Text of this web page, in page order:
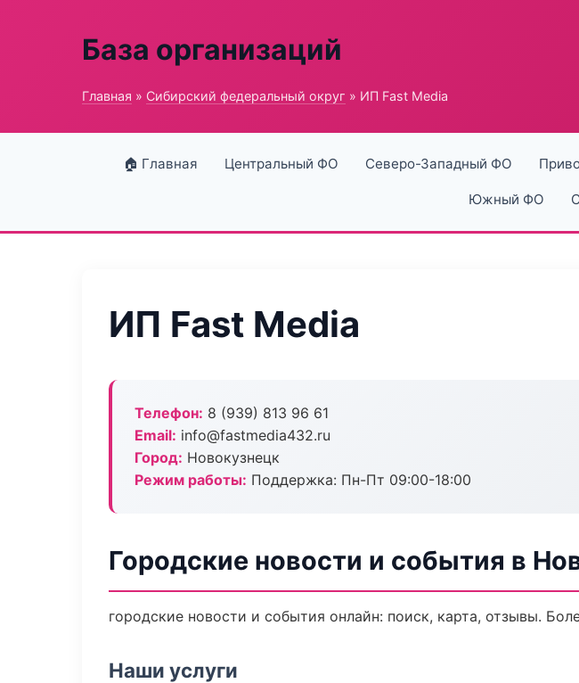
База организаций
Главная » Сибирский федеральный округ » ИП Fast Media
🏠 Главная Центральный ФО Северо-Западный ФО
Южный ФО
ИП Fast Media
Телефон: 8 (939) 813 96 61
Email: info@fastmedia432.ru
Город: Новокузнецк
Режим работы: Поддержка: Пн-Пт 09:00-18:00
Городские новости и события в
городские новости и события онлайн: поиск, карта, отзывы.
Наши услуги